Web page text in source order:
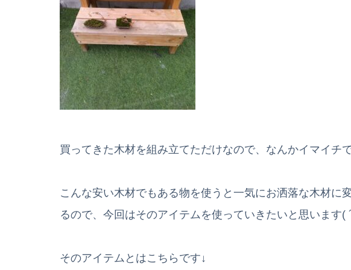
買ってきた木材を組み立てただけなので、なんかイマイチ
こんな安い木材でもある物を使うと一気にお洒落な木材に
るので、今回はそのアイテムを使っていきたいと思います(
そのアイテムとはこちらです↓